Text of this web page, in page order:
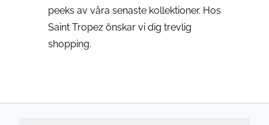
peeks av våra senaste kollektioner. Hos
Saint Tropez önskar vi dig trevlig
shopping.